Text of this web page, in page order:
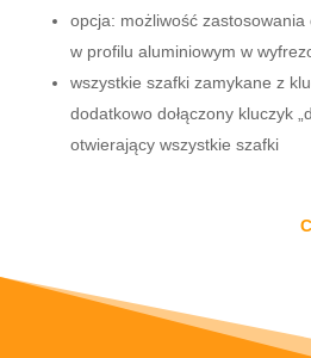
opcja: możliwość
w profilu aluminiowym w
wszystkie szafki zamykane z
dodatkowo dołączony kluczyk
otwierający wszystkie szafki